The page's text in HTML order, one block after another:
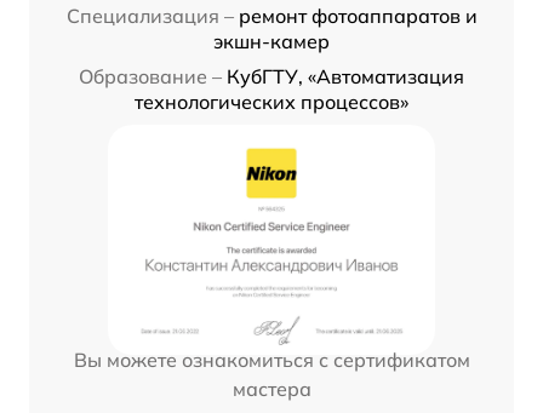
Специализация – ремонт фотоаппаратов и
экшн-камер
Образование – КубГТУ, «Автоматизация
технологических процессов»
Вы можете ознакомиться с сертификатом
мастера